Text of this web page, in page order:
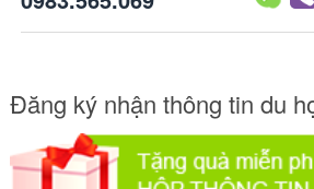
Đăng ký nhận thông tin du